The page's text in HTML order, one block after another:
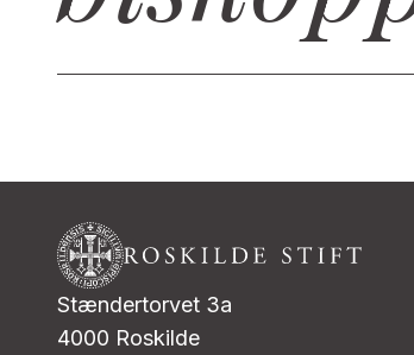
Stændertorvet 3a
4000 Roskilde